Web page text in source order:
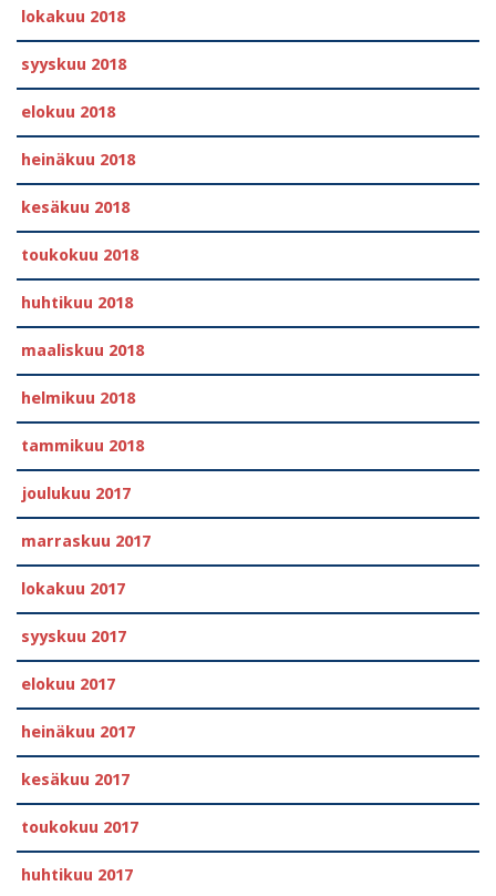
lokakuu 2018
syyskuu 2018
elokuu 2018
heinäkuu 2018
kesäkuu 2018
toukokuu 2018
huhtikuu 2018
maaliskuu 2018
helmikuu 2018
tammikuu 2018
joulukuu 2017
marraskuu 2017
lokakuu 2017
syyskuu 2017
elokuu 2017
heinäkuu 2017
kesäkuu 2017
toukokuu 2017
huhtikuu 2017